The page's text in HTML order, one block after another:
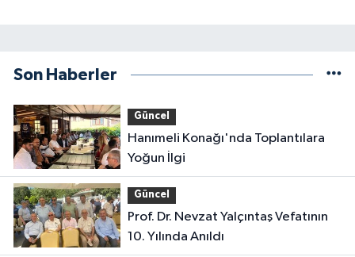
Son Haberler
Güncel
Hanımeli Konağı'nda Toplantılara
Yoğun İlgi
Güncel
Prof. Dr. Nevzat Yalçıntaş Vefatının
10. Yılında Anıldı